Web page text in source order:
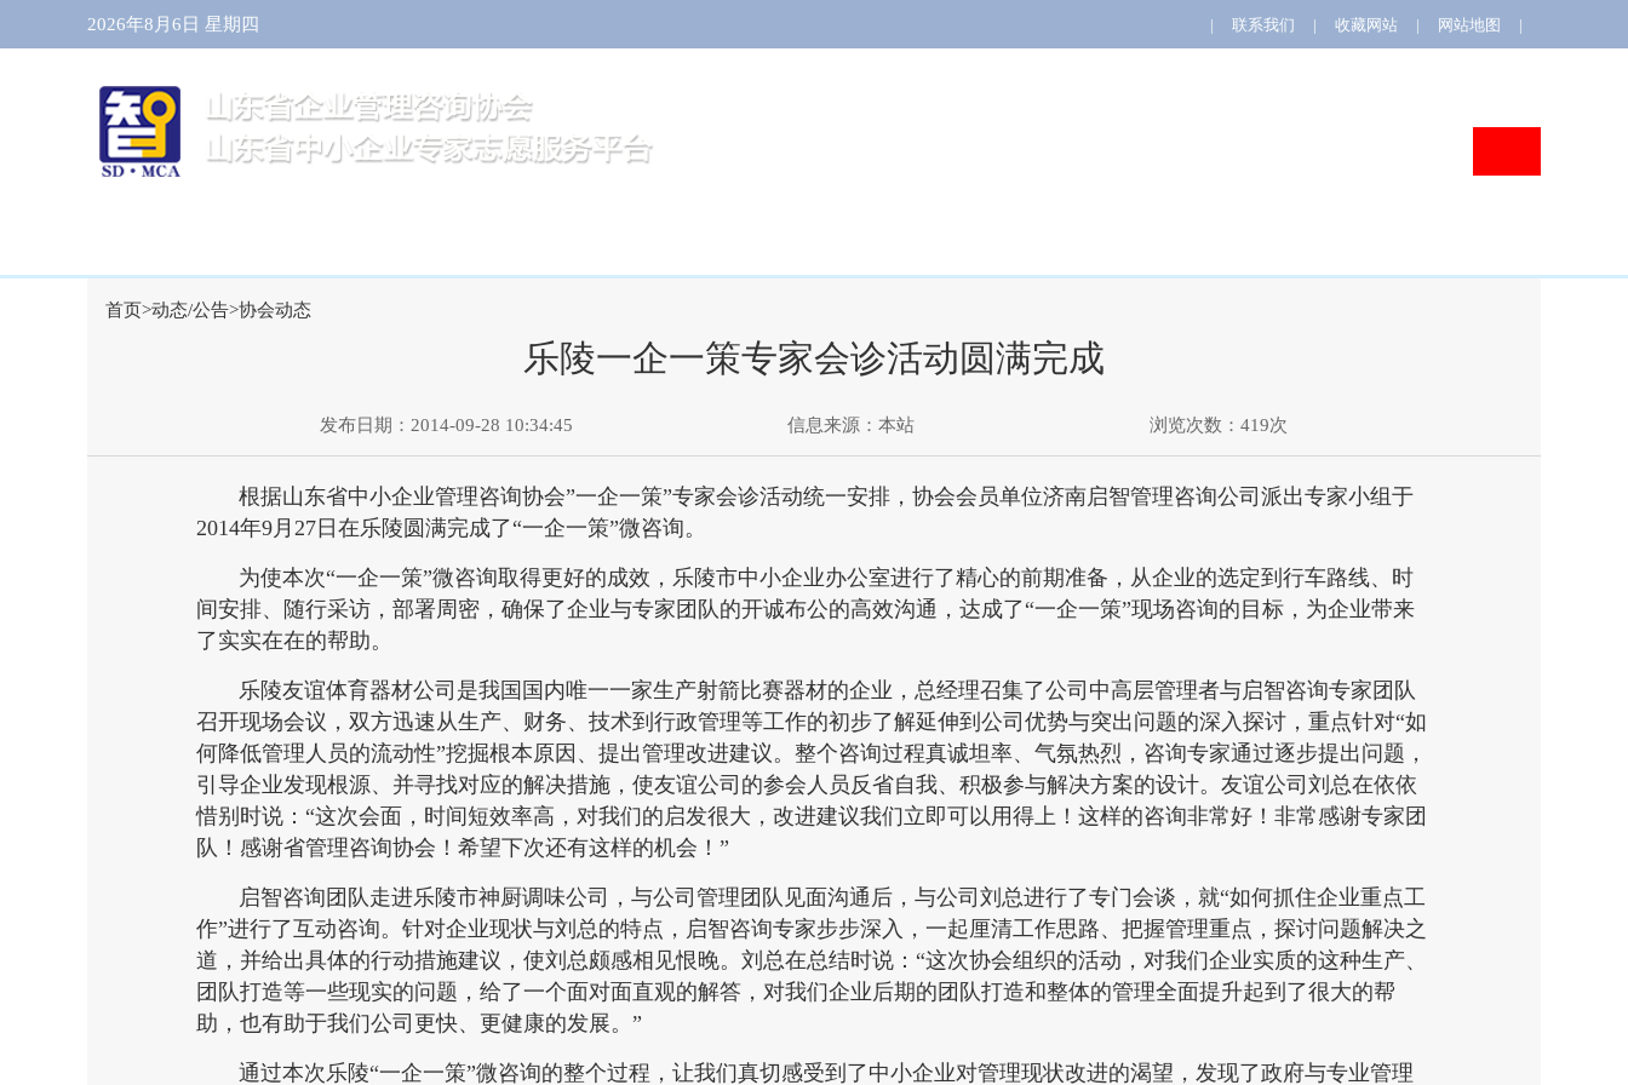
2026年8月6日 星期四 | 联系我们 | 收藏网站 | 网站地图 |
首页>动态/公告>协会动态
乐陵一企一策专家会诊活动圆满完成
发布日期：2014-09-28 10:34:45 信息来源： 本站 浏览次数：419次
根据山东省中小企业管理咨询协会”一企一策”专家会诊活动统一安排，协会会员单位济南启智管理咨询公司派出专家小组于
2014年9月27日在乐陵圆满完成了“一企一策”微咨询。
为使本次“一企一策”微咨询取得更好的成效，乐陵市中小企业办公室进行了精心的前期准备，从企业的选定到行车路线、时
间安排、随行采访，部署周密，确保了企业与专家团队的开诚布公的高效沟通，达成了“一企一策”现场咨询的目标，为企业带来
了实实在在的帮助。
乐陵友谊体育器材公司是我国国内唯一一家生产射箭比赛器材的企业，总经理召集了公司中高层管理者与启智咨询专家团队
召开现场会议，双方迅速从生产、财务、技术到行政管理等工作的初步了解延伸到公司优势与突出问题的深入探讨，重点针对“如
何降低管理人员的流动性”挖掘根本原因、提出管理改进建议。整个咨询过程真诚坦率、气氛热烈，咨询专家通过逐步提出问题，
引导企业发现根源、并寻找对应的解决措施，使友谊公司的参会人员反省自我、积极参与解决方案的设计。友谊公司刘总在依依
惜别时说：“这次会面，时间短效率高，对我们的启发很大，改进建议我们立即可以用得上！这样的咨询非常好！非常感谢专家团
队！感谢省管理咨询协会！希望下次还有这样的机会！”
启智咨询团队走进乐陵市神厨调味公司，与公司管理团队见面沟通后，与公司刘总进行了专门会谈，就“如何抓住企业重点工
作”进行了互动咨询。针对企业现状与刘总的特点，启智咨询专家步步深入，一起厘清工作思路、把握管理重点，探讨问题解决之
道，并给出具体的行动措施建议，使刘总颇感相见恨晚。刘总在总结时说：“这次协会组织的活动，对我们企业实质的这种生产、
团队打造等一些现实的问题，给了一个面对面直观的解答，对我们企业后期的团队打造和整体的管理全面提升起到了很大的帮
助，也有助于我们公司更快、更健康的发展。”
通过本次乐陵“一企一策”微咨询的整个过程，让我们真切感受到了中小企业对管理现状改进的渴望，发现了政府与专业管理